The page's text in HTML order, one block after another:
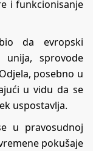
i funkcionisanje
da evropski
unija, sprovode
posebno u
u vidu da se
uspostavlja.
u pravosudnoj
pokušaje